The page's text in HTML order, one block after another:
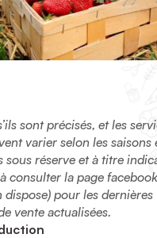
sont précisés, et les
varier selon les saisons
sous réserve et à titre
consulter la page
pour les dernières
vente actualisées.